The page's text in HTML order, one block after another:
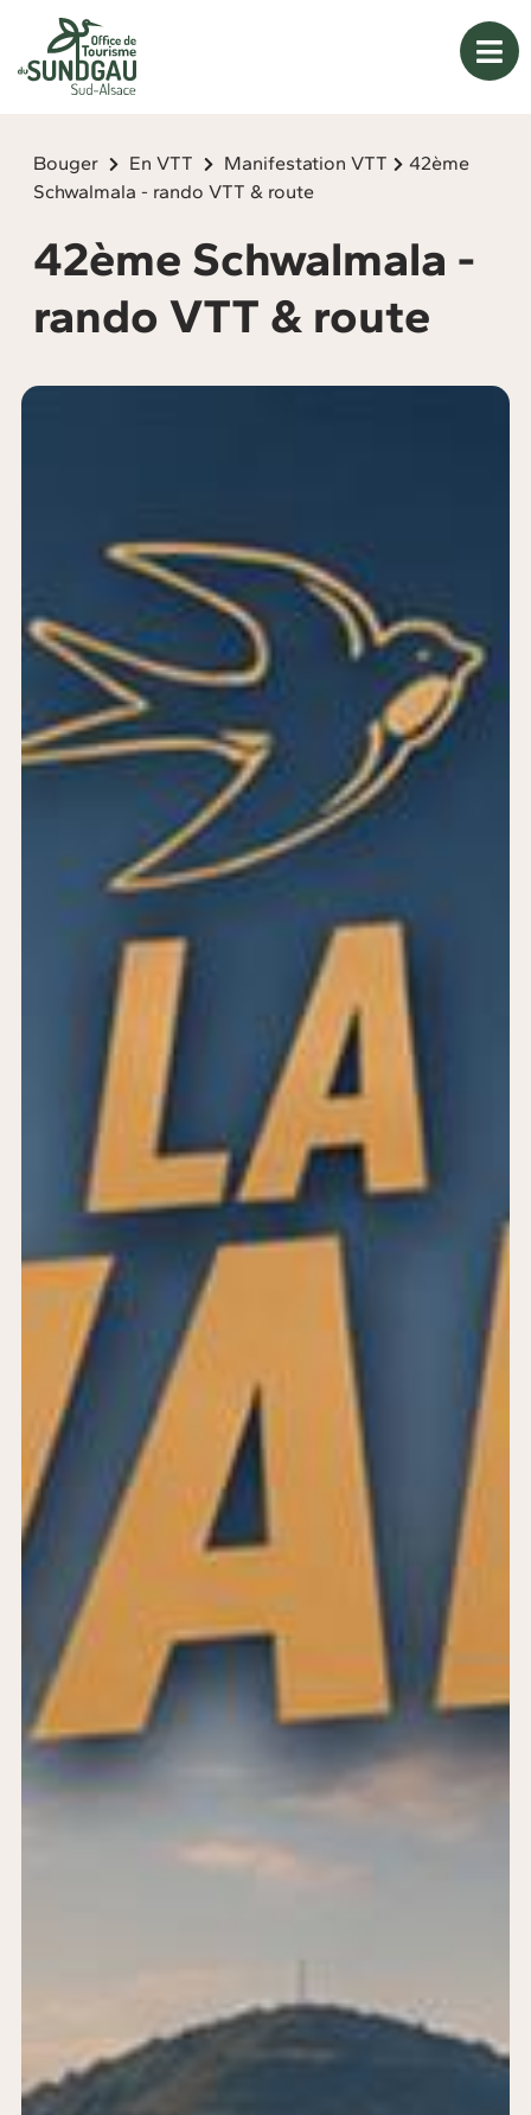
Bouger En VTT Manifestation VTT
42ème
Schwalmala - rando VTT & route
42ème Schwalmala -
rando VTT & route
Panneau de gestion des cookies